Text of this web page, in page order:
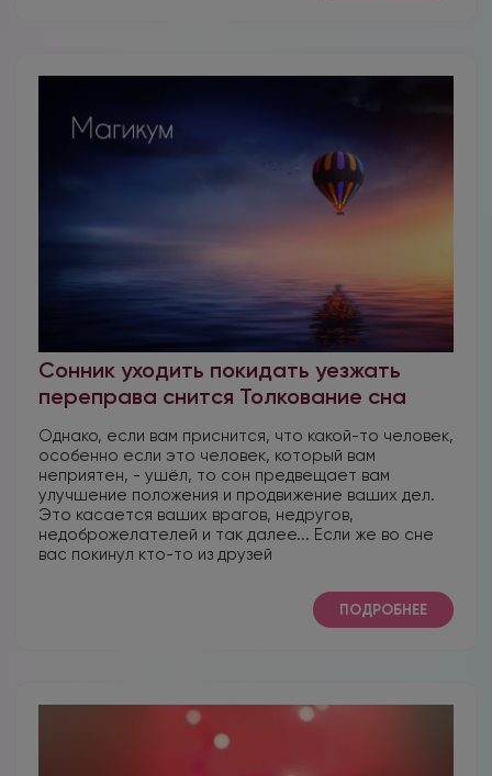
Сонник уходить покидать уезжать
переправа снится Толкование сна
Однако, если вам приснится, что какой-то человек,
особенно если это человек, который вам
неприятен, - ушёл, то сон предвещает вам
улучшение положения и продвижение ваших дел.
Это касается ваших врагов, недругов,
недоброжелателей и так далее... Если же во сне
вас покинул кто-то из друзей
ПОДРОБНЕЕ